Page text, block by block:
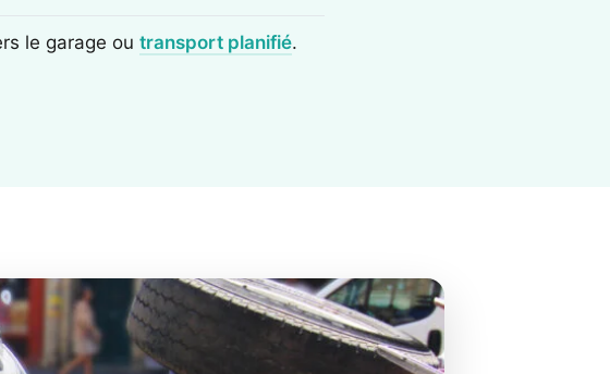
le garage ou transport planifié.